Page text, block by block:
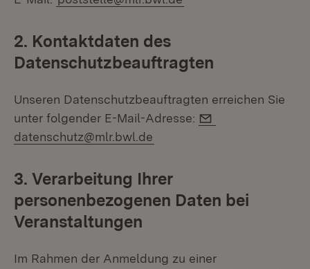
2. Kontaktdaten des
Datenschutzbeauftragten
Unseren Datenschutzbeauftragten erreichen Sie
unter folgender E-Mail-Adresse:
datenschutz@mlr.bwl.de
3. Verarbeitung Ihrer
personenbezogenen Daten bei
Veranstaltungen
Im Rahmen der Anmeldung zu einer